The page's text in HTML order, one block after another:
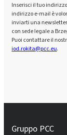
Inserisci il tuo
indirizzo e-mail è
inviarti una
con sede legale a
Puoi contattare il
iod.rokita@pcc.eu.
Gruppo PCC